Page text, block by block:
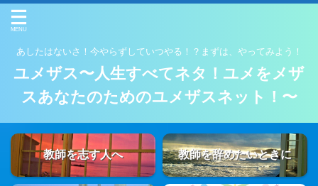
あしたはないさ！今やらずしていつやる！？まずは、やってみよう！
ユメザス〜人生すべてネタ！ユメをメザ
スあなたのためのユメザスネット！〜
教師を志す人へ 教師を辞めたいときに